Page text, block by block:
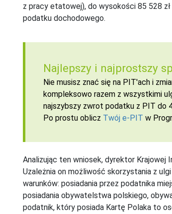
z pracy etatowej), do wysokości 85 528
podatku dochodowego.
Najlepszy i najprostszy
Nie musisz znać się na PIT'ach i
kompleksowo razem z wszystkimi
najszybszy zwrot podatku z PIT do
Po prostu oblicz Twój e-PIT w
Analizując ten wniosek, dyrektor Krajowej
Uzależnia on możliwość skorzystania z
warunków: posiadania przez podatnika
posiadania obywatelstwa polskiego,
podatnik, który posiada Kartę Polaka to